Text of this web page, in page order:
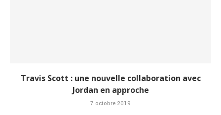
Travis Scott : une nouvelle collaboration avec
Jordan en approche
7 octobre 2019